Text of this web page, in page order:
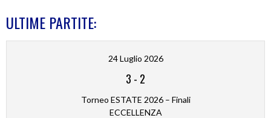
ULTIME PARTITE:
24 Luglio 2026
3 - 2
Torneo ESTATE 2026 – Finali
ECCELLENZA